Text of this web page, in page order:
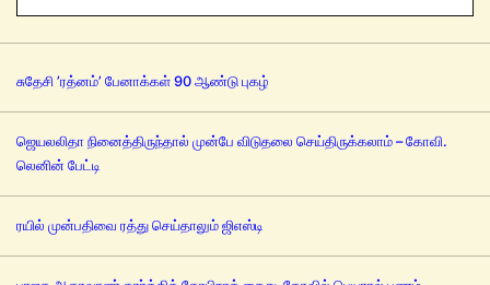
சுதேசி ’ரத்னம்’ பேனாக்கள் 90 ஆண்டு புகழ்
ஜெயலலிதா நினைத்திருந்தால் முன்பே விடுதலை செய்திருக்கலாம் – கோவி.
லெனின் பேட்டி
ரயில் முன்பதிவை ரத்து செய்தாலும் ஜிஎஸ்டி